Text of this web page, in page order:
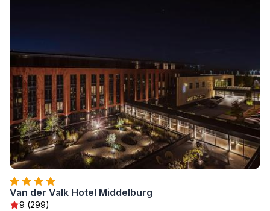
Van der Valk Hotel Middelburg
9 (299)